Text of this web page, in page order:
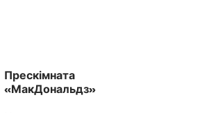
Прескімната
«МакДональдз»